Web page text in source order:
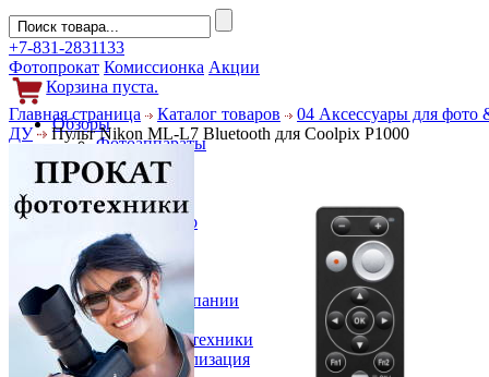
+7-831-2831133
Фотопрокат Комиссионка Акции
Корзина пуста.
Обзоры
Фотоаппараты
Объективы
Фильтры
Новости
Фото и видео
Гаджеты
Аксессуары
Слухи
Новости компании
Услуги
Прокат фототехники
Выкуп и реализация
Главная страница Каталог товаров
04 Аксессуары для фото
ДУ
Пульт Nikon ML-L7 Bluetooth для Coolpix P1000